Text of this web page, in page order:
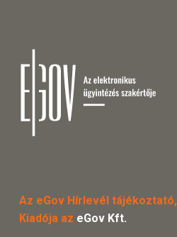
Az eGov Hírlevél
Kiadója az eGov Kft.